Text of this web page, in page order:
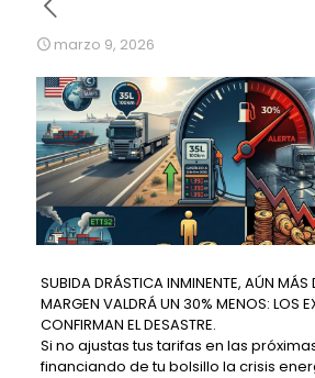
marzo 9, 2026
SUBIDA DRÁSTICA INMINENTE, AÚN MÁS
MARGEN VALDRÁ UN 30% MENOS: LOS
CONFIRMAN EL DESASTRE.
Si no ajustas tus tarifas en las
financiando de tu bolsillo la crisis